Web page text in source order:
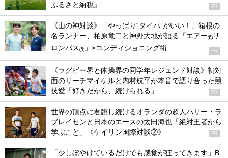
ふるさと納税』
PR
《山の神対談》「やっぱり“タイパ”がいい！」箱根の
名ランナー、柏原竜二と神野大地が語る「エアー®サ
ロンパス® 」×コンディショニング術 PR
《ラグビー界と体操界の同学年レジェンド対談》初対
面のリーチマイケルと内村航平が本音で語り合った競
技愛「好きだから、続けられる」
PR
世界の頂点に君臨し続けるオランダの超人ハリー・ラ
ブレイセンと日本のエースの太田海也「絶対王者から
学ぶこと」《ケイリン国際対談②》
PR
「少しぼやけているだけでも感覚が狂ってきます」B